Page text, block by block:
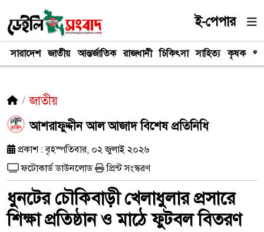
ই-পেপার
সারাদেশ জাতীয় আন্তর্জাতিক রাজধানী চিকিৎসা সাহিত্য কৃষক
জাতীয়
আশরাফুদ্দীন আল আজাদ বিশেষ প্রতিনিধি
প্রকাশ : বৃহস্পতিবার, ০২ জুলাই ২০২৬
ফটোকার্ড ডাউনলোড
প্রিন্ট সংস্করণ
ধুনটের চৌকিবাড়ী খেলাধুলার প্রসারে
শিক্ষা প্রতিষ্ঠান ও মাঠে ফুটবল বিতরণ